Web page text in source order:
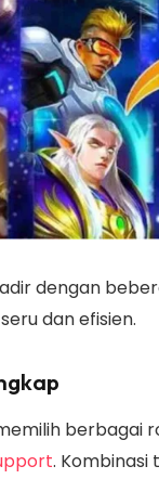
dengan
dan efisien.
berbagai
.